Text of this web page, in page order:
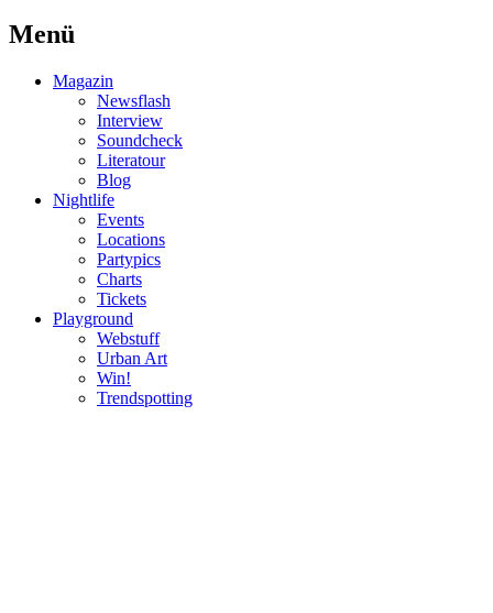
Menü
Magazin
Newsflash
Interview
Soundcheck
Literatour
Blog
Nightlife
Events
Locations
Partypics
Charts
Tickets
Playground
Webstuff
Urban Art
Win!
Trendspotting